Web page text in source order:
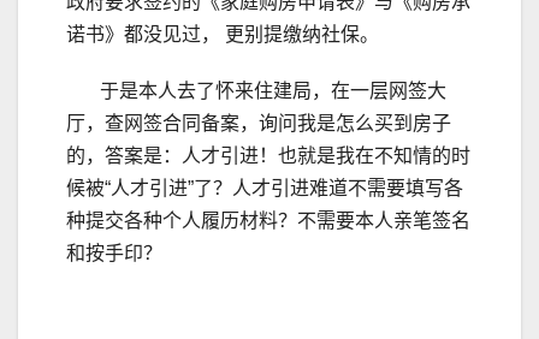
诺书》都没见过， 更别提缴纳社保。
于是本人去了怀来住建局，在一层网签大
厅，查网签合同备案，询问我是怎么买到房子
的，答案是：人才引进！也就是我在不知情的时
候被“人才引进”了？人才引进难道不需要填写各
种提交各种个人履历材料？不需要本人亲笔签名
和按手印？